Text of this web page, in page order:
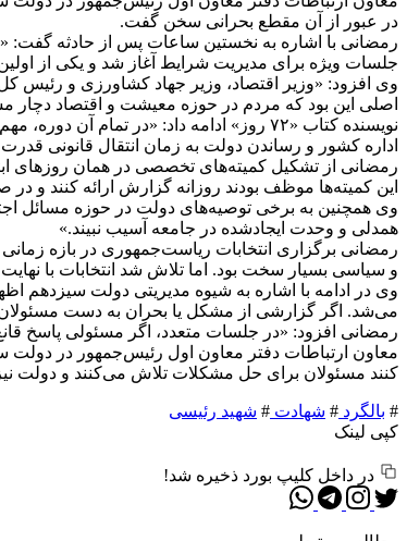
در عبور از آن مقطع بحرانی سخن گفت.
رمضانی با اشاره به نخستین ساعات پس از حادثه گفت:
جلسات ویژه برای مدیریت شرایط آغاز شد و یکی از
وی افزود: «وزیر اقتصاد، وزیر جهاد کشاورزی و رئیس کل
اصلی این بود که مردم در حوزه معیشت و اقتصاد دچار
نویسنده کتاب «۷۲ روز» ادامه داد: «در
اداره کشور و رساندن دولت به زمان انتقال قانونی
رمضانی از تشکیل کمیته‌های تخصصی در همان روزهای
این کمیته‌ها موظف بودند روزانه گزارش ارائه کنند
وی همچنین به برخی توصیه‌های دولت در حوزه مسائل
همدلی و وحدت ایجادشده در جامعه آسیب نبیند.»
و سیاسی بسیار سخت بود. اما تلاش شد انتخابات با
وی در ادامه با اشاره به شیوه مدیریتی دولت
می‌شد. اگر گزارشی از مشکل یا بحران به دست
رمضانی افزود: «در جلسات متعدد، اگر مسئولی پاسخ
معاون ارتباطات دفتر معاون اول رئیس‌جمهور در دولت
کنند مسئولان برای حل مشکلات تلاش می‌کنند و دولت
# بالگرد # شهادت # شهید رئیسی
کپی لینک
در داخل کلیپ بورد ذخیره شد!